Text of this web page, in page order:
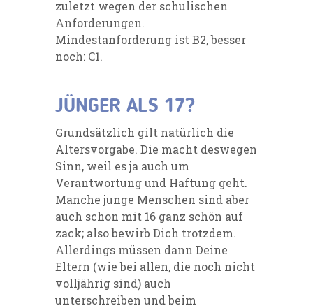
zuletzt wegen der schulischen
Anforderungen.
Mindestanforderung ist B2, besser
noch: C1.
JÜNGER ALS 17?
Grundsätzlich gilt natürlich die
Altersvorgabe. Die macht deswegen
Sinn, weil es ja auch um
Verantwortung und Haftung geht.
Manche junge Menschen sind aber
auch schon mit 16 ganz schön auf
zack; also bewirb Dich trotzdem.
Allerdings müssen dann Deine
Eltern (wie bei allen, die noch nicht
volljährig sind) auch
unterschreiben und beim